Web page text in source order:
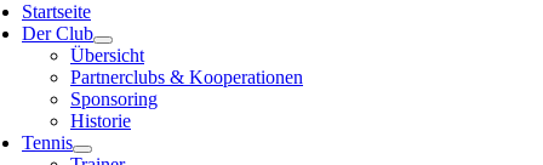
Startseite
Der Club
Übersicht
Partnerclubs & Kooperationen
Sponsoring
Historie
Tennis